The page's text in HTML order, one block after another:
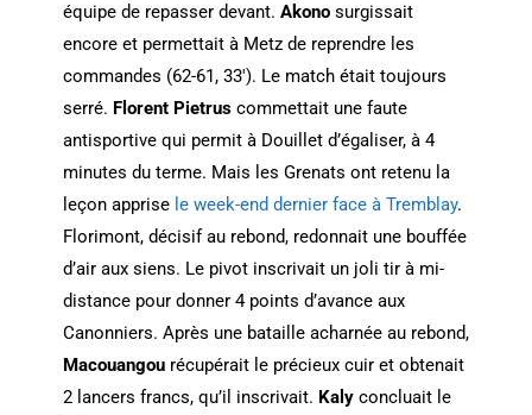
équipe de repasser devant. Akonosurgissait
encore et permettait à Metz de reprendre les
commandes (62-61, 33′). Le match était toujours
serré. Florent Pietruscommettait une faute
antisportive qui permit à Douillet d’égaliser, à 4
minutes du terme. Mais les Grenats ont retenu la
leçon apprise le week-end dernier face à Tremblay.
Florimont, décisif au rebond, redonnait une bouffée
d’air aux siens. Le pivot inscrivait un joli tir à mi-
distance pour donner 4 points d’avance aux
Canonniers. Après une bataille acharnée au rebond,
Macouangourécupérait le précieux cuir et obtenait
2 lancers francs, qu’il inscrivait. Kalyconcluait le